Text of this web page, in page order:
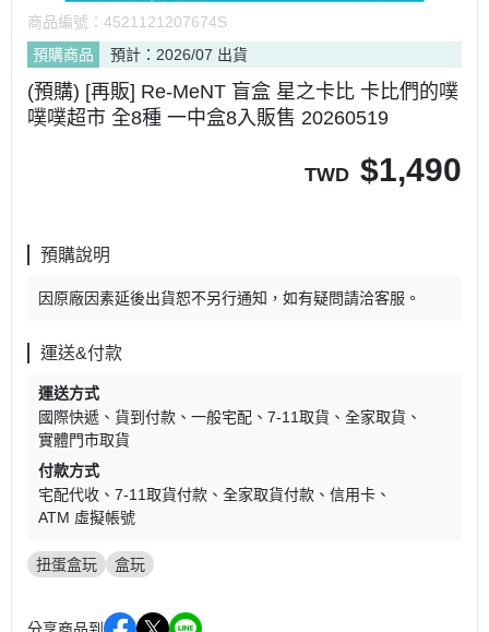
商品編號： 4521121207674S
預購商品
預計：2026/07 出貨
(預購) [再販] Re-MeNT 盲盒 星之卡比 卡比們的噗
噗噗超市 全8種 一中盒8入販售 20260519
TWD $1,490
預購說明
因原廠因素延後出貨恕不另行通知，如有疑問請洽客服。
運送&付款
運送方式
國際快遞
貨到付款 一般宅配 7-11取貨
全家取貨
實體門市取貨
付款方式
宅配代收
7-11取貨付款 全家取貨付款
信用卡
ATM 虛擬帳號
扭蛋盒玩 盒玩
分享商品到